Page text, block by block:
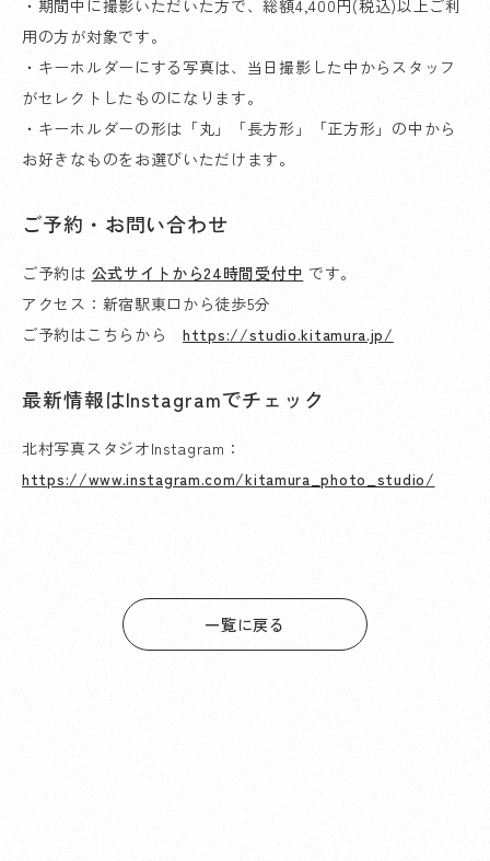
・期間中に撮影いただいた方で、総額4,400円(税込)以上ご利
用の方が対象です。
・キーホルダーにする写真は、当日撮影した中からスタッフ
がセレクトしたものになります。
・キーホルダーの形は「丸」「長方形」「正方形」の中から
お好きなものをお選びいただけます。
ご予約・お問い合わせ
ご予約は 公式サイトから24時間受付中 です。
アクセス：新宿駅東口から徒歩5分
ご予約はこちらから https://studio.kitamura.jp/
最新情報はInstagramでチェック
北村写真スタジオInstagram：
https://www.instagram.com/kitamura_photo_studio/
一覧に戻る